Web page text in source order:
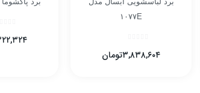
۱۰۷۷E
تومان۳,۸۳۸,۶۰۴